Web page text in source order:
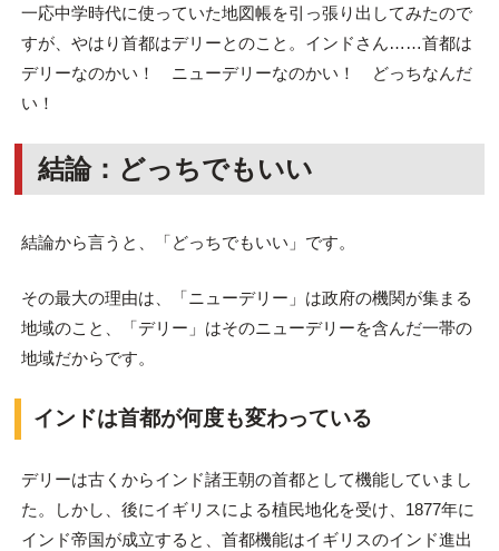
一応中学時代に使っていた地図帳を引っ張り出してみたので
すが、やはり首都はデリーとのこと。インドさん……首都は
デリーなのかい！ ニューデリーなのかい！ どっちなんだ
い！
結論：どっちでもいい
結論から言うと、「どっちでもいい」です。
その最大の理由は、「ニューデリー」は政府の機関が集まる
地域のこと、「デリー」はそのニューデリーを含んだ一帯の
地域だからです。
インドは首都が何度も変わっている
デリーは古くからインド諸王朝の首都として機能していまし
た。しかし、後にイギリスによる植民地化を受け、1877年に
インド帝国が成立すると、首都機能はイギリスのインド進出